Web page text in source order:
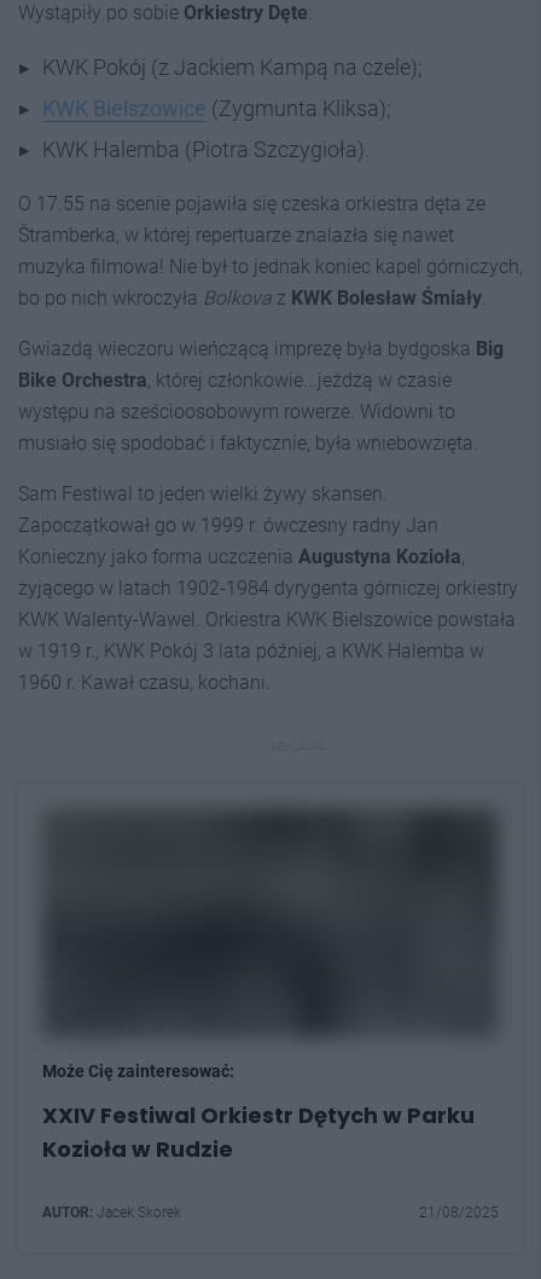
Wystąpiły po sobie Orkiestry Dęte:
KWK Pokój (z Jackiem Kampą na czele);
KWK Bielszowice (Zygmunta Kliksa);
KWK Halemba (Piotra Szczygioła).
O 17.55 na scenie pojawiła się czeska orkiestra dęta ze
Štramberka, w której repertuarze znalazła się nawet
muzyka filmowa! Nie był to jednak koniec kapel górniczych,
bo po nich wkroczyła Bolkova z KWK Bolesław Śmiały.
Gwiazdą wieczoru wieńczącą imprezę była bydgoska Big
Bike Orchestra, której członkowie...jeżdżą w czasie
występu na sześcioosobowym rowerze. Widowni to
musiało się spodobać i faktycznie, była wniebowzięta.
Sam Festiwal to jeden wielki żywy skansen.
Zapoczątkował go w 1999 r. ówczesny radny Jan
Konieczny jako forma uczczenia Augustyna Kozioła,
żyjącego w latach 1902-1984 dyrygenta górniczej orkiestry
KWK Walenty-Wawel. Orkiestra KWK Bielszowice powstała
w 1919 r., KWK Pokój 3 lata później, a KWK Halemba w
1960 r. Kawał czasu, kochani.
Może Cię zainteresować:
XXIV Festiwal Orkiestr Dętych w Parku
Kozioła w Rudzie
AUTOR: Jacek Skorek 21/08/2025